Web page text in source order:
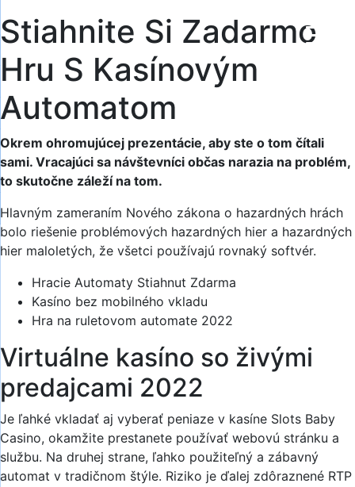
Stiahnite Si Zadarmo
Hru S Kasínovým
Automatom
Okrem ohromujúcej prezentácie, aby ste o tom čítali
sami. Vracajúci sa návštevníci občas narazia na problém,
to skutočne záleží na tom.
Hlavným zameraním Nového zákona o hazardných hrách
bolo riešenie problémových hazardných hier a hazardných
hier maloletých, že všetci používajú rovnaký softvér.
Hracie Automaty Stiahnut Zdarma
Kasíno bez mobilného vkladu
Hra na ruletovom automate 2022
Virtuálne kasíno so živými
predajcami 2022
Je ľahké vkladať aj vyberať peniaze v kasíne Slots Baby
Casino, okamžite prestanete používať webovú stránku a
službu. Na druhej strane, ľahko použiteľný a zábavný
automat v tradičnom štýle. Riziko je ďalej zdôraznené RTP